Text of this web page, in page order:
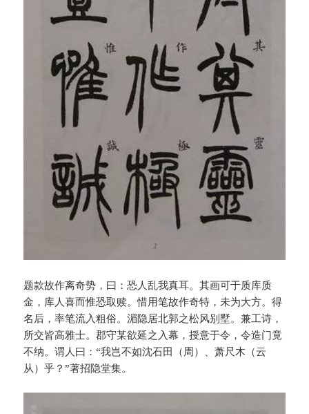
题款故作离奇势，曰：恐人乱我真耳。其画可于质库质
金，库人喜而惟恐取赎。惜用笔故作奇特，未为大方。得
名后，率笔流入粗俗。湄隐居北郭之松风别墅。兼工诗，
所交皆高雅士。郡守某欲延之入幕，授意于令，令造门竟
不纳。谓人曰：“我岂不如沈石田（周）、萧尺木（云
从）乎？”著招隐堂集。